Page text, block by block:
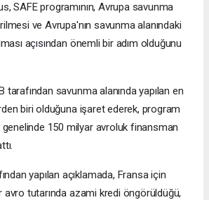
SAFE programının, Avrupa savunma
ve Avrupa'nın savunma alanındaki
açısından önemli bir adım olduğunu
tarafından savunma alanında yapılan en
biri olduğuna işaret ederek, program
genelinde 150 milyar avroluk finansman
yapılan açıklamada, Fransa için
avro tutarında azami kredi öngörüldüğü,